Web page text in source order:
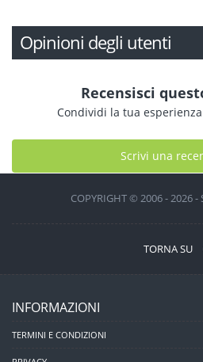
Opinioni degli utenti
Recensisci
Condividi la tua
Scrivi una
COPYRIGHT © 2006 - 2026 -
TORNA SU
INFORMAZIONI
TERMINI E CONDIZIONI